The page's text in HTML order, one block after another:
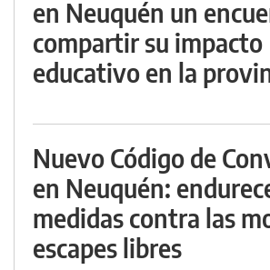
en Neuquén un
compartir su impacto
educativo en la
Nuevo Código de
en Neuquén:
medidas contra las
escapes libres